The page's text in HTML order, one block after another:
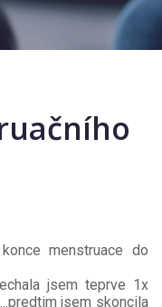
menstruace do
jsem teprve 1x
jsem skoncila